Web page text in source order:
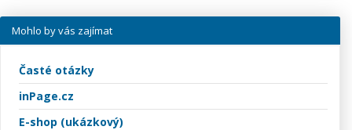
Mohlo by vás zajímat
Časté otázky
inPage.cz
E-shop (ukázkový)